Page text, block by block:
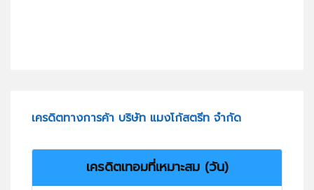
เครดิตทางการค้า บริษัท แมงโก้สตรีท จำกัด
เครดิตเทอมที่เหมาะสม (วัน)